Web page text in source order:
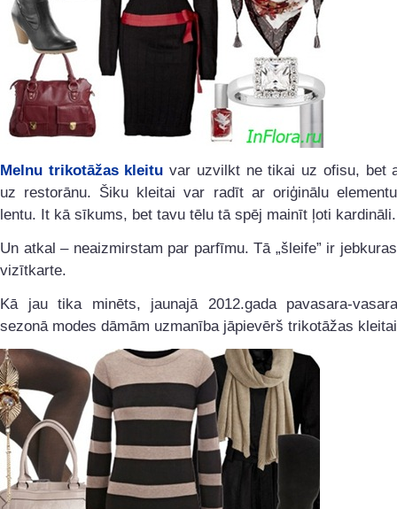
Melnu trikotāžas kleitu var uzvilkt ne tikai uz ofisu, bet
uz restorānu. Šiku kleitai var radīt ar oriģinālu
lentu. It kā sīkums, bet tavu tēlu tā spēj mainīt ļoti kardināli.
Un atkal – neaizmirstam par parfīmu. Tā „šleife” ir
vizītkarte.
Kā jau tika minēts, jaunajā 2012.gada pavasara-
sezonā modes dāmām uzmanība jāpievērš trikotāžas